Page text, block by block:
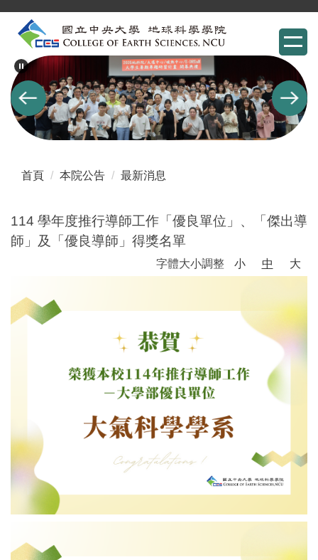
主
要
內
容
區
首頁 本院公告 最新消息
114 學年度推行導師工作「優良單位」、「傑出導
師」及「優良導師」得獎名單
字體大小調整 小 中 大